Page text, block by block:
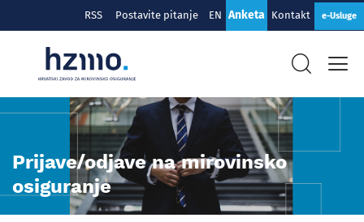
RSS Postavite pitanje EN Anketa Kontakt e-Usluge
Prijave/odjave na mirovinsko
osiguranje